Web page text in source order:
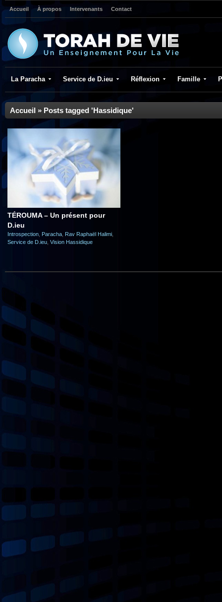
Accueil À propos Intervenants Contact
La Paracha Service de D.ieu Réflexion Famille
Accueil » Posts tagged 'Hassidique'
TÉROUMA – Un présent pour
D.ieu
Introspection Paracha Rav Raphaël Halimi
Service de D.ieu Vision Hassidique